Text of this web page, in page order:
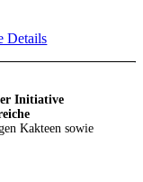
Details
Initiative
Kakteen sowie